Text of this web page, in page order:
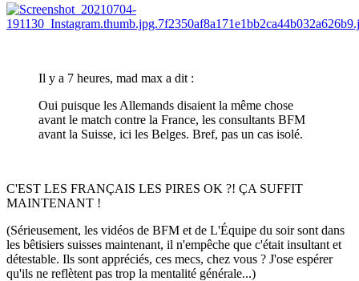
Il y a 7 heures, mad max a dit :
Oui puisque les Allemands disaient la même chose
avant le match contre la France, les consultants BFM
avant la Suisse, ici les Belges. Bref, pas un cas isolé.
C'EST LES FRANÇAIS LES PIRES OK ?! ÇA SUFFIT
MAINTENANT !
(Sérieusement, les vidéos de BFM et de L'Équipe du soir sont dans
les bêtisiers suisses maintenant, il n'empêche que c'était insultant et
détestable. Ils sont appréciés, ces mecs, chez vous ? J'ose espérer
qu'ils ne reflètent pas trop la mentalité générale...)